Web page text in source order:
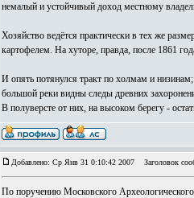
немалый и устойчивый доход местному
Хозяйство ведётся практически в тех же
картофелем. На хуторе, правда, после 1861
И опять потянулся тракт по холмам и
большой реки видны следы древних
В полуверсте от них, на высоком берегу -
Добавлено: Ср Янв 31 0:10:42 2007 Заголовок
По поручению Московского